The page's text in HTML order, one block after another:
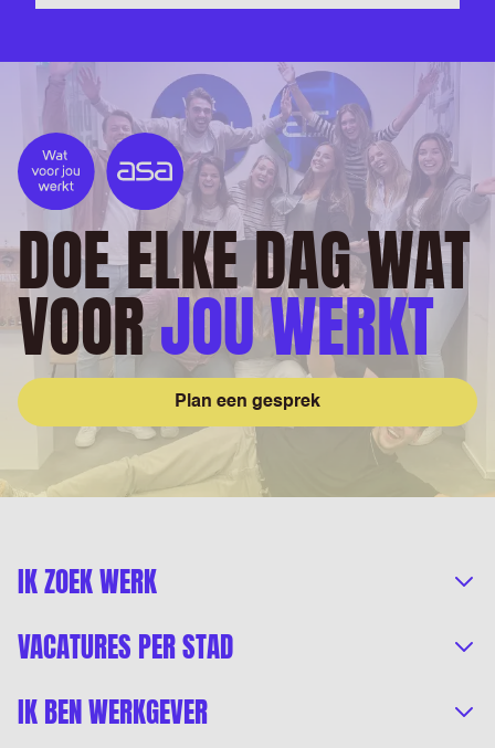
DOE ELKE DAG WAT
VOORJOU WERKT
Plan een gesprek
IK ZOEK WERK
VACATURES PER STAD
IK BEN WERKGEVER